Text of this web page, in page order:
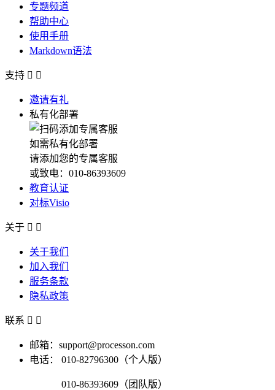
专题频道
帮助中心
使用手册
Markdown语法
支持  
邀请有礼
私有化部署
如需私有化部署
请添加您的专属客服
或致电：010-86393609
教育认证
对标Visio
关于  
关于我们
加入我们
服务条款
隐私政策
联系  
邮箱：support@processon.com
电话：
010-82796300（个人版）
010-86393609（团队版）